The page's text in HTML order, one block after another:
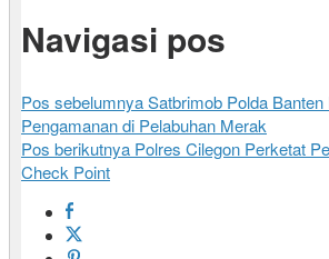
Navigasi pos
Pos sebelumnyaSatbrimob Polda
Pengamanan di Pelabuhan Merak
Pos berikutnya Polres Cilegon Perketat
Check Point